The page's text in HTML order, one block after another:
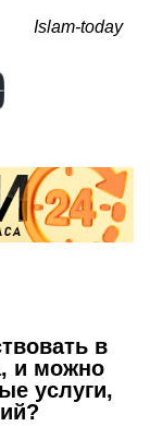
Islam-today
в
и можно
услуги,